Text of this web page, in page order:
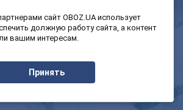
Авто
Экономика
сайт OBOZ.UA использует
должную работу сайта, а контент
вашим интересам.
Принять